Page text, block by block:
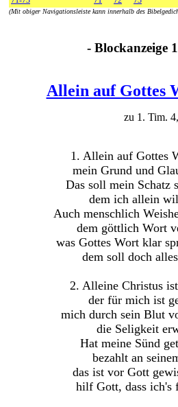
(Mit obiger Navigationsleiste kann innerhalb des
- Blockanzeige
Allein auf Gottes
zu 1. Tim.
1. Allein auf Gottes
mein Grund und
Das soll mein Schatz
dem ich allein
Auch menschlich
dem göttlich Wort
was Gottes Wort klar
dem soll doch
2. Alleine Christus
der für mich ist
mich durch sein Blut
die Seligkeit
Hat meine Sünd
bezahlt an
das ist vor Gott
hilf Gott, dass ich's